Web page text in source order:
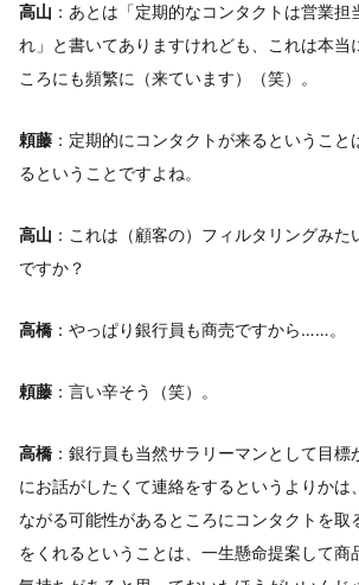
高山 ：あとは「定期的なコンタクトは営業担
れ」と書いてありますけれども、これは本当
ころにも頻繁に（来ています）（笑）。
頼藤 ：定期的にコンタクトが来るというこ
るということですよね。
高山 ：これは（顧客の）フィルタリングみた
ですか？
高橋 ：やっぱり銀行員も商売ですから……。
頼藤 ：言い辛そう（笑）。
高橋 ：銀行員も当然サラリーマンとして目
にお話がしたくて連絡をするというよりかは
ながる可能性があるところにコンタクトを取
をくれるということは、一生懸命提案して商